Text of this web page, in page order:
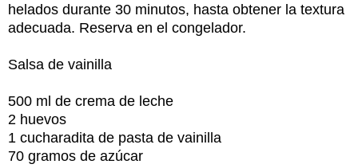
helados durante 30 minutos, hasta obtener la textura
adecuada. Reserva en el congelador.
Salsa de vainilla
500 ml de crema de leche
2 huevos
1 cucharadita de pasta de vainilla
70 gramos de azúcar